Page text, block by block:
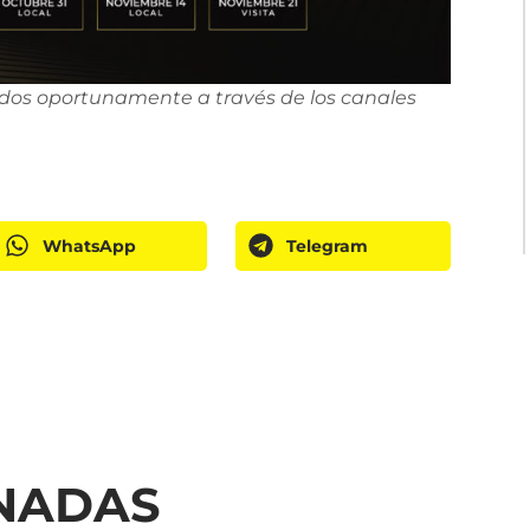
oportunamente a través de los canales
WhatsApp Telegram